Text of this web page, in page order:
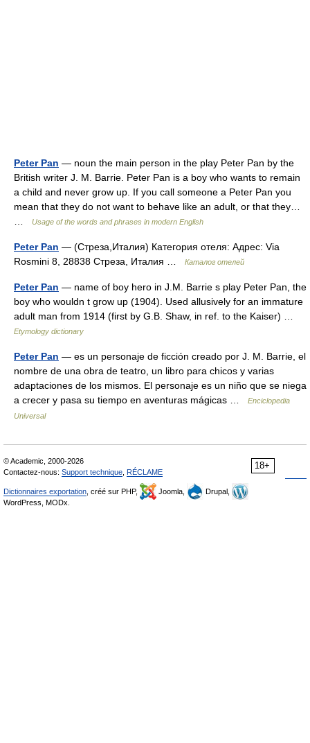
Peter Pan — noun the main person in the play Peter Pan by the
British writer J. M. Barrie. Peter Pan is a boy who wants to remain
a child and never grow up. If you call someone a Peter Pan you
mean that they do not want to behave like an adult, or that they…
…
Usage of the words and phrases in modern English
Peter Pan — (Стреза,Италия) Категория отеля: Адрес: Via
Rosmini 8, 28838 Стреза, Италия …
Каталог отелей
Peter Pan — name of boy hero in J.M. Barrie s play Peter Pan, the
boy who wouldn t grow up (1904). Used allusively for an immature
adult man from 1914 (first by G.B. Shaw, in ref. to the Kaiser) …
Etymology dictionary
Peter Pan — es un personaje de ficción creado por J. M. Barrie, el
nombre de una obra de teatro, un libro para chicos y varias
adaptaciones de los mismos. El personaje es un niño que se niega
a crecer y pasa su tiempo en aventuras mágicas …
Enciclopedia
Universal
18+
© Academic, 2000-2026
Contactez-nous: Support technique RÉCLAME
Dictionnaires exportation , créé sur PHP, Joomla,
Drupal,
WordPress, MODx.